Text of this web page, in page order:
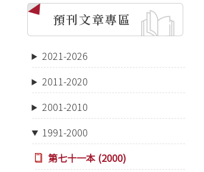
預刊文章專區
2021-2026
2011-2020
2001-2010
1991-2000
第七十一本 (2000)